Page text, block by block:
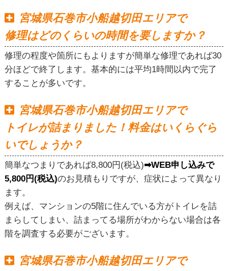
宮城県石巻市小船越切田エリアで
修理はどのくらいの時間を要しますか？
修理の程度や箇所にもよりますが簡単な修理であれば30
分ほどで終了します。基本的には平均1時間以内で完了
することが多いです。
宮城県石巻市小船越切田エリアで
トイレが詰まりました！料金はいくらぐら
いでしょうか？
簡単なつまりであれば8,800円(税込)➡WEB申し込みで
5,800円(税込)のお見積もりですが、症状によって異なり
ます。
例えば、マンションの5階に住んでいる方がトイレを詰
まらしてしまい、詰まってる場所がわからない場合は各
階を調査する必要がございます。
宮城県石巻市小船越切田エリアで